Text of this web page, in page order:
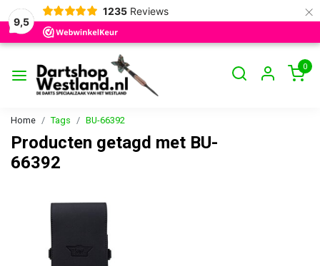
9,5
1235 Reviews ×
0
Home Tags BU-66392
Producten getagd met BU-
66392